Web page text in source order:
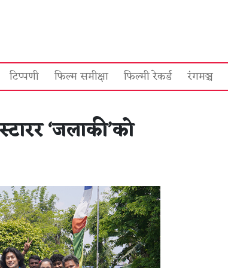
टिप्पणी फिल्म समीक्षा फिल्मी रेकर्ड रंगमञ्च
‘जलाकी’को